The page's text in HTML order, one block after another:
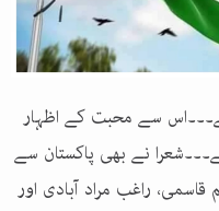
سے محبت کے اظہار
نے بھی پاکستان سے
قاسمی، راغب مراد آبادی اور